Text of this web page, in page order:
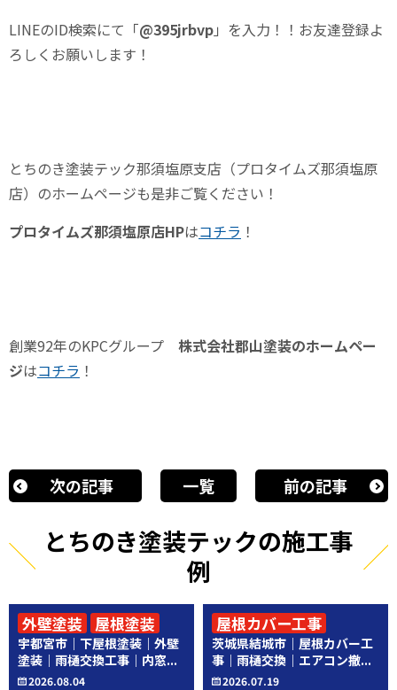
LINEのID検索にて「@395jrbvp」を入力！！お友達登録よ
ろしくお願いします！
とちのき塗装テック那須塩原支店（プロタイムズ那須塩原
店）のホームページも是非ご覧ください！
プロタイムズ那須塩原店HPはコチラ ！
創業92年のKPCグループ 株式会社郡山塗装のホームペー
ジはコチラ ！
次の記事 一覧 前の記事
とちのき塗装テックの施工事
例
宇都宮市｜下屋根塗装｜外壁
塗装｜雨樋交換工事｜内窓...
2026.08.04
外壁塗装
屋根塗装
その他工事
茨城県結城市｜屋根カバー工
事｜雨樋交換｜エアコン撤...
2026.07.19
屋根カバー工事
その他工事